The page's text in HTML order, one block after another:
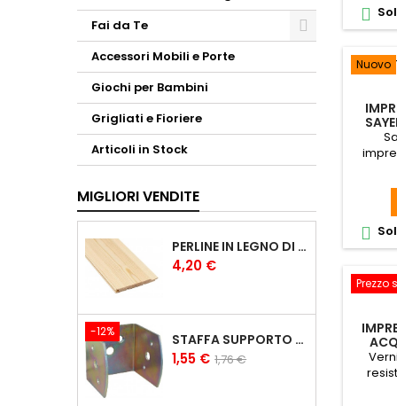
Fai da Te
Accessori Mobili e Porte
Giochi per Bambini
Grigliati e Fioriere
Articoli in Stock
MIGLIORI VENDITE
PERLINE IN LEGNO DI PINO DA RIVESTIMENTO DA 1X10 CM PERLINE 1CM
Prezzo
4,20 €
-12% STAFFA SUPPORTO A U PER TRAVI IN LEGNO LAMELLARE
Prezzo
1,55 € Prezzo
1,76 €

Nuovo
CERA
da

Prezzo